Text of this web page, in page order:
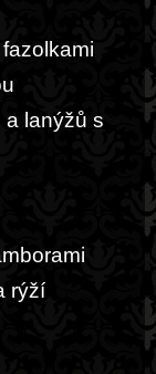
a lanýžů s
rýží